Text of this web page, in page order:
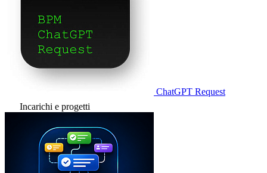
ChatGPT Request
Incarichi e progetti